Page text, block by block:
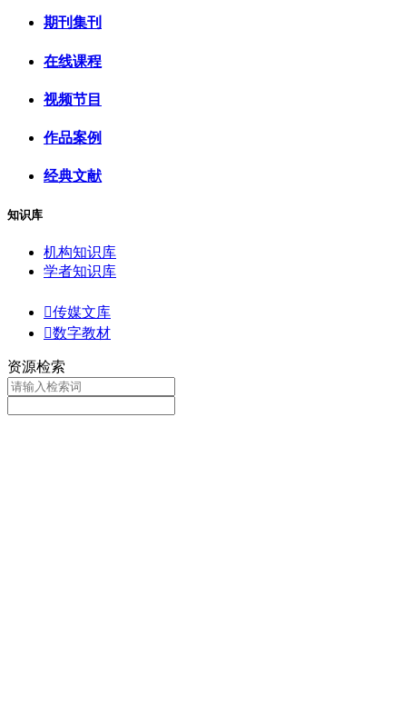
期刊集刊
在线课程
视频节目
作品案例
经典文献
知识库
机构知识库
学者知识库
传媒文库
数字教材
资源检索